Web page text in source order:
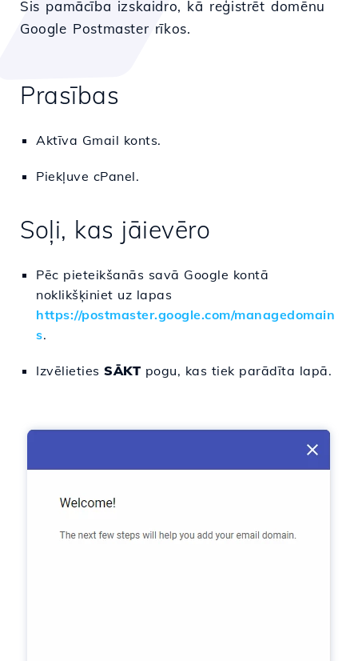
Šis pamācība izskaidro, kā reģistrēt domēnu
Google Postmaster rīkos.
Prasības
Aktīva Gmail konts.
Piekļuve cPanel.
Soļi, kas jāievēro
Pēc pieteikšanās savā Google kontā
noklikšķiniet uz lapas
https://postmaster.google.com/managedomain
s.
Izvēlieties SĀKT pogu, kas tiek parādīta lapā.